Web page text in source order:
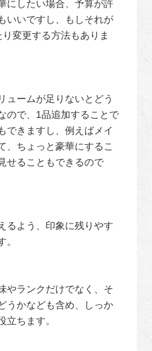
にしたい場合、予算が許
いいですし、もしそれが
変更する方法もありま
ュームが足りないとどう
ので、1品追加することで
できますし、例えばメイ
、ちょっと豪華にするこ
せることもできるので
るよう、印象に残りやす
。
やランクだけでなく、そ
うかなども含め、しっか
立ちます。